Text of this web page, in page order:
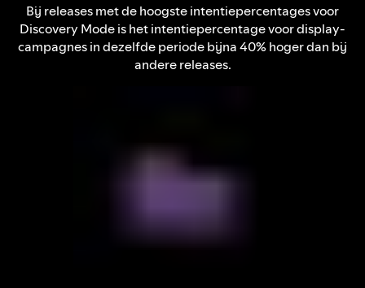
Bij releases met de hoogste intentiepercentages voor
Discovery Mode is het intentiepercentage voor display-
campagnes in dezelfde periode bijna 40% hoger dan bij
andere releases.